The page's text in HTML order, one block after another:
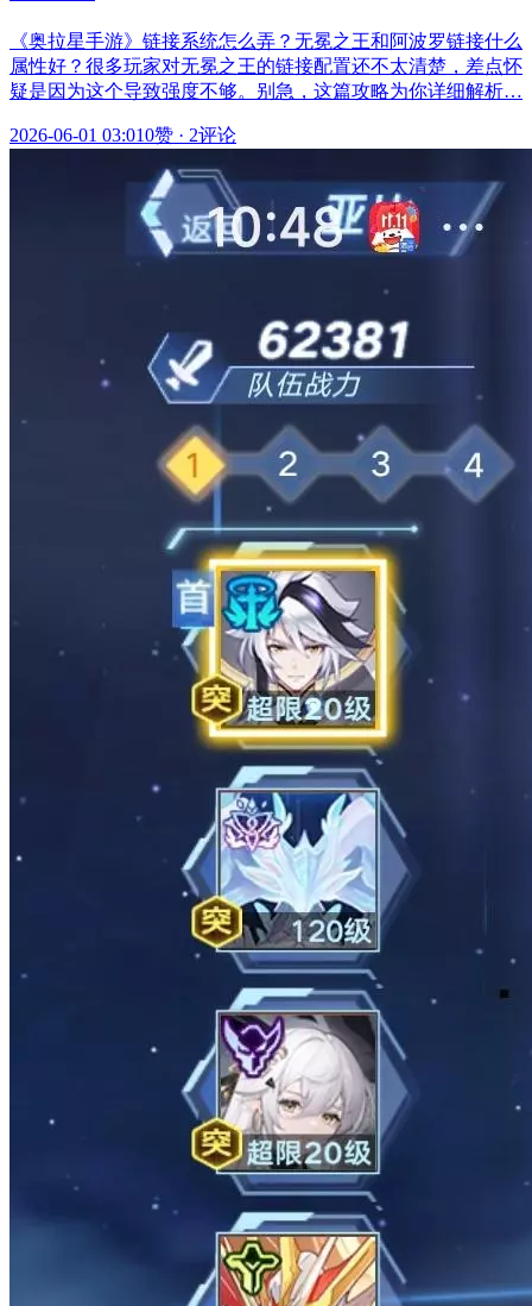
《奥拉星手游》链接系统怎么弄？无冕之王和阿波罗链接什么
属性好？很多玩家对无冕之王的链接配置还不太清楚，差点怀
疑是因为这个导致强度不够。别急，这篇攻略为你详细解析…
2026-06-01 03:010赞 · 2评论